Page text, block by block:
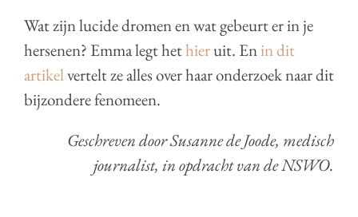
Wat zijn lucide dromen en wat gebeurt er in je
hersenen? Emma legt hethieruit. Enin dit
artikelvertelt ze alles over haar onderzoek naar dit
bijzondere fenomeen.
Geschreven door Susanne de Joode, medisch
journalist, in opdracht van de NSWO.